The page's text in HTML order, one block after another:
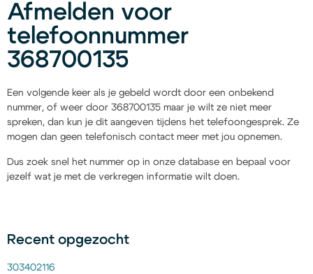
Afmelden voor
telefoonnummer
368700135
Een volgende keer als je gebeld wordt door een onbekend
nummer, of weer door 368700135 maar je wilt ze niet meer
spreken, dan kun je dit aangeven tijdens het telefoongesprek. Ze
mogen dan geen telefonisch contact meer met jou opnemen.
Dus zoek snel het nummer op in onze database en bepaal voor
jezelf wat je met de verkregen informatie wilt doen.
Recent opgezocht
303402116